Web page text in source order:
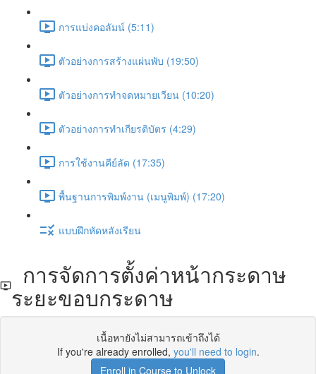
การแบ่งคอลัมน์ (5:11)
ตัวอย่างการสร้างแผ่นพับ (19:50)
ตัวอย่างการทำจดหมายเวียน (10:20)
ตัวอย่างการทำเกียรติบัตร (4:29)
การใช้งานคีย์ลัด (17:35)
พื้นฐานการพิมพ์งาน (เมนูพิมพ์) (17:20)
แบบฝึกหัดหลังเรียน
การจัดการตั้งค่าหน้ากระดาษ
ระยะขอบกระดาษ
เนื้อหายังไม่สามารถเข้าถึงได้
If you're already enrolled, you'll need to login.
Enroll in Course to Unlock